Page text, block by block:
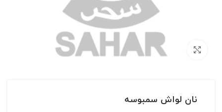
بزرگنمایی تصویر
نان لواش سمبوسه